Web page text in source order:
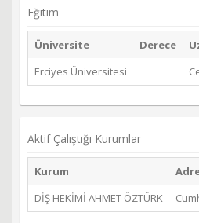
Eğitim
Üniversite Derece
Erciyes Üniversitesi
Aktif Çalıştığı Kurumlar
Kurum
DİŞ HEKİMİ AHMET ÖZTÜRK